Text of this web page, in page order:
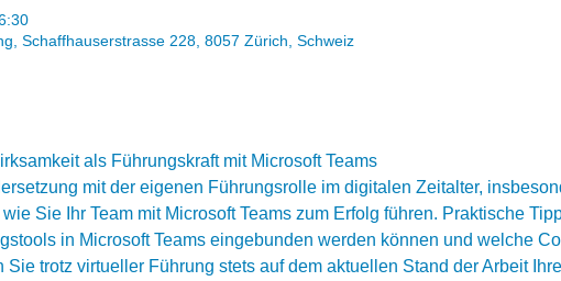
Schaffhauserstrasse 228, 8057 Zürich, Schweiz
als Führungskraft mit Microsoft Teams
mit der eigenen Führungsrolle im digitalen Zeitalter,
Sie Ihr Team mit Microsoft Teams zum Erfolg führen. Praktische
in Microsoft Teams eingebunden werden können und welche
Sie trotz virtueller Führung stets auf dem aktuellen Stand der Arbeit